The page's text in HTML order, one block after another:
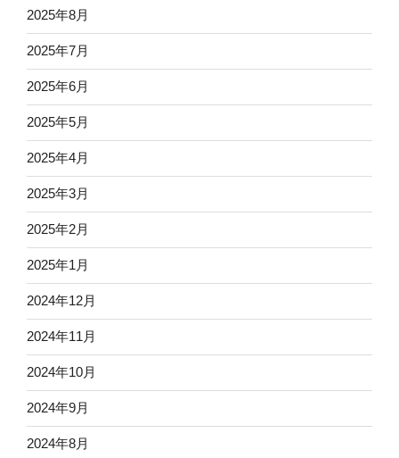
2025年8月
2025年7月
2025年6月
2025年5月
2025年4月
2025年3月
2025年2月
2025年1月
2024年12月
2024年11月
2024年10月
2024年9月
2024年8月